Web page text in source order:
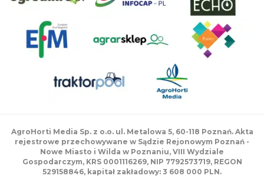
AgroHorti Media Sp. z o.o. ul. Metalowa 5, 60-118 Poznań. Akta
rejestrowe przechowywane w Sądzie Rejonowym Poznań -
Nowe Miasto i Wilda w Poznaniu, VIII Wydziale
Gospodarczym, KRS 0001116269, NIP 7792573719, REGON
529158846, kapitał zakładowy: 3 608 000 PLN.